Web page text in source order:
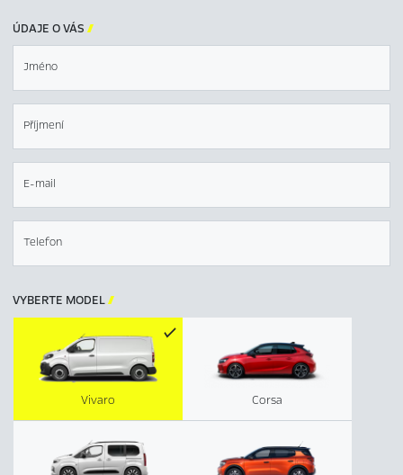
ÚDAJE O VÁS 
Jméno
Příjmení
E-mail
Telefon
VYBERTE MODEL
Corsa
Vivaro